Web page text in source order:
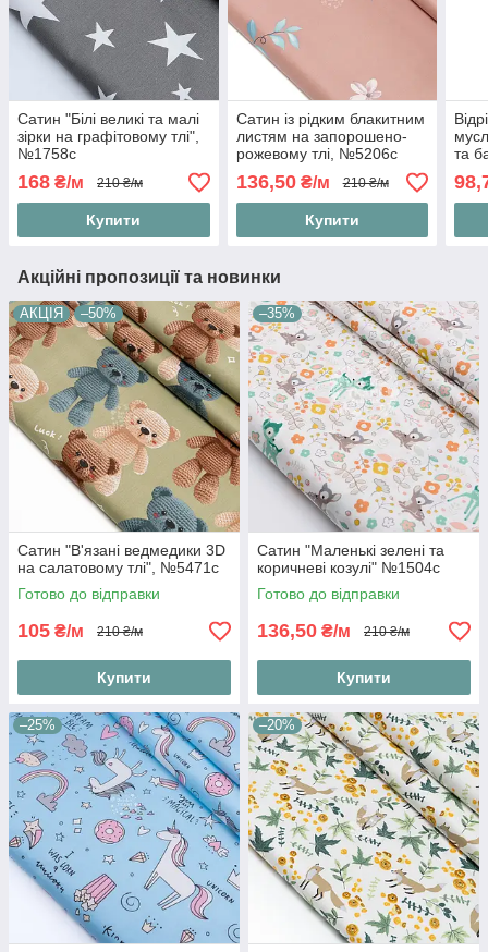
Сатин "Білі великі та малі
зірки на графітовому тлі",
№1758с
168 ₴/м 210 ₴/м
Купити
Сатин із рідким блакитним
листям на запорошено-
рожевому тлі, №5206с
136,50₴/м 210 ₴/м
Купити
та
Акційні пропозиції та новинки
АКЦІЯ –50%
Сатин "В'язані ведмедики 3D
на салатовому тлі", №5471с
Готово до відправки
105 ₴/м 210 ₴/м
Купити
–35%
Сатин "Маленькі зелені та
коричневі козулі" №1504с
Готово до відправки
136,50 ₴/м 210 ₴/м
Купити
–25% –20%